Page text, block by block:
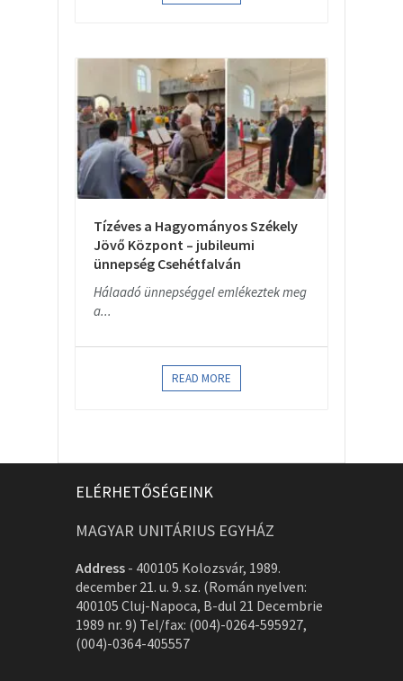
Tízéves a Hagyományos Székely
Jövő Központ – jubileumi
ünnepség Csehétfalván
Hálaadó ünnepséggel emlékeztek meg
a...
READ MORE
ELÉRHETŐSÉGEINK
MAGYAR UNITÁRIUS EGYHÁZ
Address - 400105 Kolozsvár, 1989.
december 21. u. 9. sz. (Román nyelven:
400105 Cluj-Napoca, B-dul 21 Decembrie
1989 nr. 9) Tel/fax: (004)-0264-595927,
(004)-0364-405557